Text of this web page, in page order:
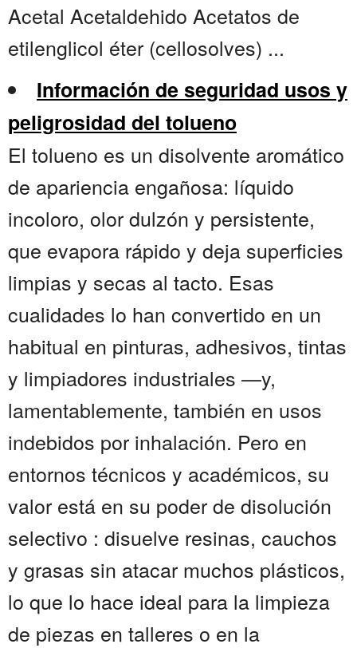
Acetal Acetaldehido Acetatos de
etilenglicol éter (cellosolves) ...
Información de seguridad usos y
peligrosidad del tolueno
El tolueno es un disolvente aromático
de apariencia engañosa: líquido
incoloro, olor dulzón y persistente,
que evapora rápido y deja superficies
limpias y secas al tacto. Esas
cualidades lo han convertido en un
habitual en pinturas, adhesivos, tintas
y limpiadores industriales —y,
lamentablemente, también en usos
indebidos por inhalación. Pero en
entornos técnicos y académicos, su
valor está en su poder de disolución
selectivo : disuelve resinas, cauchos
y grasas sin atacar muchos plásticos,
lo que lo hace ideal para la limpieza
de piezas en talleres o en la